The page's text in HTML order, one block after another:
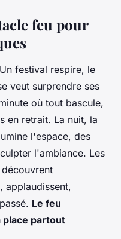
feu pour
festival respire, le
veut surprendre ses
où tout bascule,
en retrait. La nuit, la
l'espace, des
l'ambiance. Les
applaudissent,
Le feu
partout